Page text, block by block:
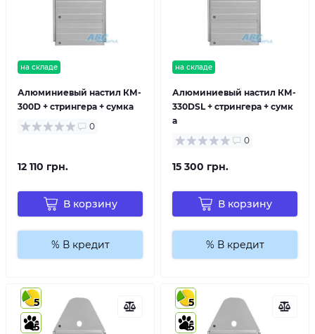
на складе
Алюминиевый настил КМ-
300D + стрингера + сумка
0
12 110 грн.
В корзину
% В кредит
на складе
Алюминиевый настил КМ-
330DSL + стрингера + сумк
а
0
15 300 грн.
В корзину
% В кредит
5
5
5
5